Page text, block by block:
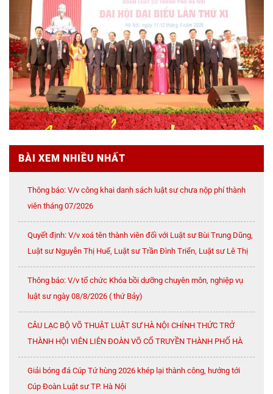
BÀI XEM NHIỀU NHẤT
Thông báo: V/v công khai danh sách luật sư chưa nộp phí thành
viên tháng 07/2026
Quyết định: V/v xoá tên thành viên đối với Luật sư Bùi Trung Dũng,
Luật sư Nguyễn Thị Huế, Luật sư Trần Đình Triển, Luật sư Lê Thị
Oanh
Thông báo: V/v tổ chức Khóa bồi dưỡng chuyên môn, nghiệp vụ
luật sư ngày 08/8/2026 ( thứ Bảy)
CÂU LẠC BỘ VÕ THUẬT LUẬT SƯ HÀ NỘI CHÍNH THỨC TRỞ
THÀNH HỘI VIÊN LIÊN ĐOÀN VÕ CỔ TRUYỀN THÀNH PHỐ HÀ
NỘI
Giải bóng đá Cúp Tứ hùng 2026 khép lại thành công, hướng tới
Cúp Đoàn Luật sư TP. Hà Nội